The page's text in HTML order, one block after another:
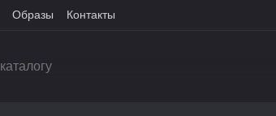
Образы Контакты